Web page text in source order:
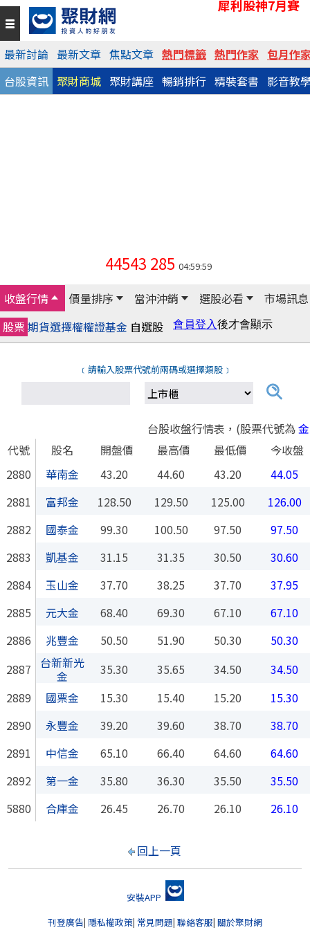
犀利股神7月賽
最新討論 最新文章 焦點文章 熱門標籤 熱門作家 包月作
台股資訊 聚財商城 聚財講座 暢銷排行 精裝套書 影音教
44543 285 04:59:59
收盤行情 價量排序 當沖沖銷 選股必看
市場訊息
股票期貨選擇權權證基金 自選股
﹝請輸入股票代號前兩碼或選擇類股﹞
台股收盤行情表，(股票代號為
代號
股名 開盤價 最高價 最低價
今收盤
2880
華南金 43.20 44.60 43.20
44.05
2881
富邦金 128.50 129.50 125.00
126.00
2882
國泰金 99.30 100.50 97.50
97.50
2883
凱基金 31.15 31.35 30.50
30.60
2884
玉山金 37.70 38.25 37.70
37.95
2885
元大金 68.40 69.30 67.10
67.10
2886
兆豐金 50.50 51.90 50.30
50.30
2887
台新新光
金
35.30 35.65 34.50
34.50
2889
國票金 15.30 15.40 15.20
15.30
2890
永豐金 39.20 39.60 38.70
38.70
2891
中信金 65.10 66.40 64.60
64.60
2892
第一金 35.80 36.30 35.50
35.50
5880
合庫金 26.45 26.70 26.10 26.10
回上一頁
安裝APP
刊登廣告| 隱私權政策| 常見問題| 聯絡客服| 關於聚財網